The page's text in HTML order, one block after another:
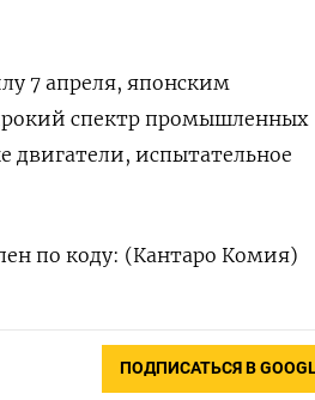
7 апреля, японским
спектр промышленных
двигатели, испытательное
по коду: (Кантаро Комия)
ПОДПИСАТЬСЯ В